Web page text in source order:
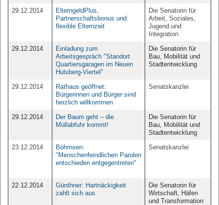
29.12.2014
ElterngeldPlus,
Partnerschaftsbonus und
flexible Elternzeit
Die Senatorin für
Arbeit, Soziales,
Jugend und
Integration
29.12.2014
Einladung zum
Arbeitsgespräch "Standort
Quartiersgaragen im Neuen
Hulsberg-Viertel"
Die Senatorin für
Bau, Mobilität und
Stadtentwicklung
29.12.2014
Rathaus geöffnet:
Bürgerinnen und Bürger sind
herzlich willkommen
Senatskanzlei
29.12.2014
Der Baum geht – die
Müllabfuhr kommt!
Die Senatorin für
Bau, Mobilität und
Stadtentwicklung
23.12.2014
Böhrnsen:
"Menschenfeindlichen Parolen
entschieden entgegentreten"
Senatskanzlei
22.12.2014
Günthner: Hartnäckigkeit
zahlt sich aus
Die Senatorin für
Wirtschaft, Häfen
und Transformation